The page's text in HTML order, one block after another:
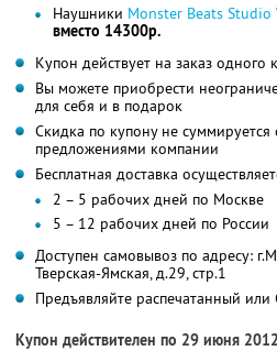
Наушники Monster Beats Studio
вместо 14300р.
Купон действует на заказ одного
Вы можете приобрести
для себя и в подарок
Скидка по купону не
предложениями компании
Бесплатная доставка
2 – 5 рабочих дней по Москве
5 – 12 рабочих дней по России
Доступен самовывоз по адресу:
Тверская-Ямская, д.29, стр.1
Предъявляйте распечатанный
Купон действителен по 29 июня